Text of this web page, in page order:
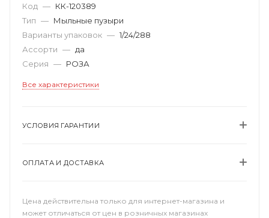
Код — КК-120389
Тип — Мыльные пузыри
Варианты упаковок — 1/24/288
Ассорти — да
Серия — РОЗА
Все характеристики
УСЛОВИЯ ГАРАНТИИ
ОПЛАТА И ДОСТАВКА
Цена действительна только для интернет-магазина и
может отличаться от цен в розничных магазинах